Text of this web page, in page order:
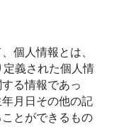
個人情報とは、
義された個人情
る情報であっ
月日その他の記
とができるもの